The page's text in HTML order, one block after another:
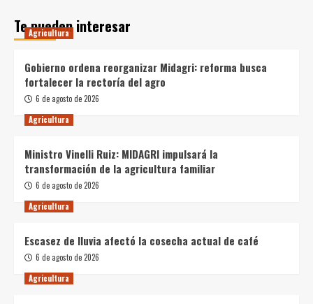
Te pueden interesar
Agricultura
Gobierno ordena reorganizar Midagri: reforma busca
fortalecer la rectoría del agro
6 de agosto de 2026
Agricultura
Ministro Vinelli Ruiz: MIDAGRI impulsará la
transformación de la agricultura familiar
6 de agosto de 2026
Agricultura
Escasez de lluvia afectó la cosecha actual de café
6 de agosto de 2026
Agricultura